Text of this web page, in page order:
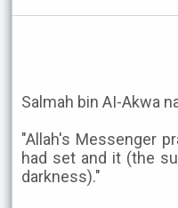
Salmah bin AI-Akwa
"Allah's Messenger
had set and it (the
darkness)."